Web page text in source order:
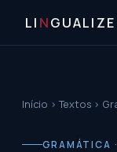
LI NGUALIZE
Início ›Textos ›
GRAMÁTICA